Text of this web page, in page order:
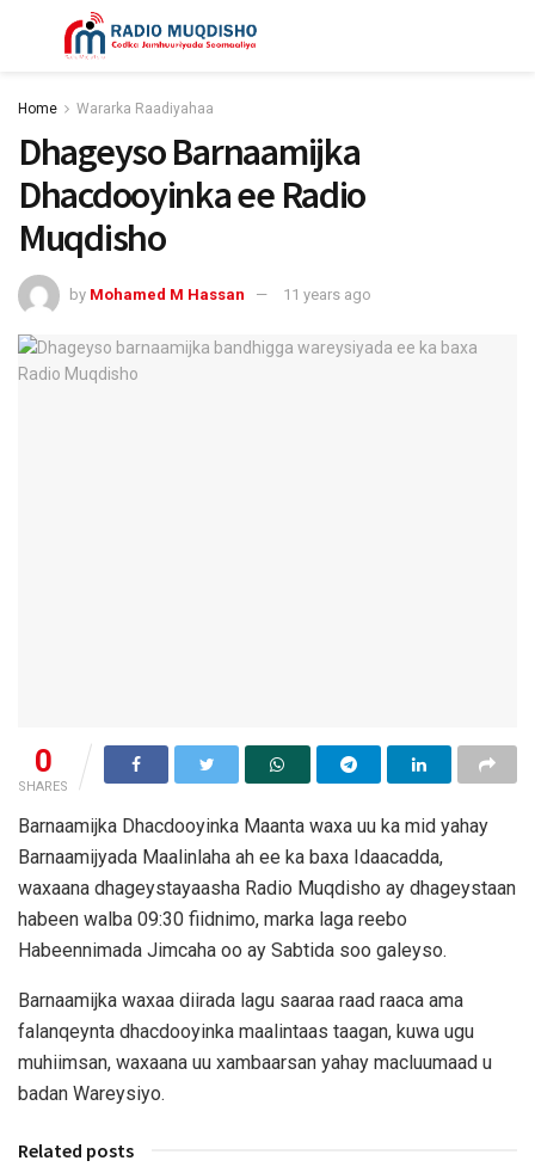
Home Wararka Raadiyahaa
Dhageyso Barnaamijka
Dhacdooyinka ee Radio
Muqdisho
by Mohamed M Hassan 11 years ago
0
SHARES
Barnaamijka Dhacdooyinka Maanta waxa uu ka mid yahay
Barnaamijyada Maalinlaha ah ee ka baxa Idaacadda,
waxaana dhageystayaasha Radio Muqdisho ay dhageystaan
habeen walba 09:30 fiidnimo, marka laga reebo
Habeennimada Jimcaha oo ay Sabtida soo galeyso.
Barnaamijka waxaa diirada lagu saaraa raad raaca ama
falanqeynta dhacdooyinka maalintaas taagan, kuwa ugu
muhiimsan, waxaana uu xambaarsan yahay macluumaad u
badan Wareysiyo.
Related posts